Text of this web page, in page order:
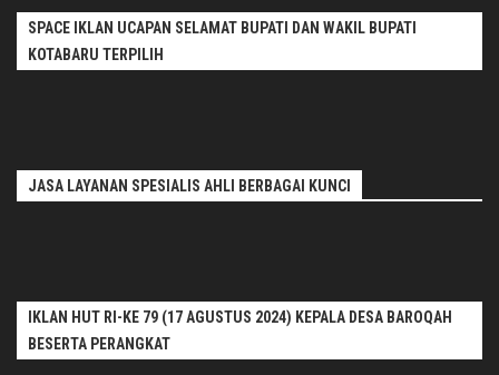
SPACE IKLAN UCAPAN SELAMAT BUPATI DAN WAKIL BUPATI
KOTABARU TERPILIH
JASA LAYANAN SPESIALIS AHLI BERBAGAI KUNCI
IKLAN HUT RI-KE 79 (17 AGUSTUS 2024) KEPALA DESA BAROQAH
BESERTA PERANGKAT